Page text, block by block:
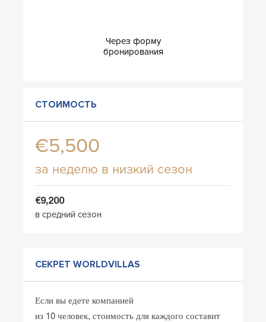
Через форму
бронирования
СТОИМОСТЬ
€5,500
за неделю в низкий сезон
€9,200
в средний сезон
СЕКРЕТ WORLDVILLAS
Если вы едете компанией
из 10 человек, стоимость для каждого составит